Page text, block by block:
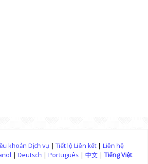
khoản Dịch vụ | Tiết lộ Liên kết | Liên hệ
| Deutsch | Português | 中文 | Tiếng Việt